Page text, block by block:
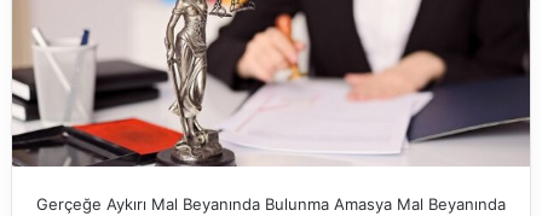
Gerçeğe Aykırı Mal Beyanında Bulunma Amasya Mal Beyanında